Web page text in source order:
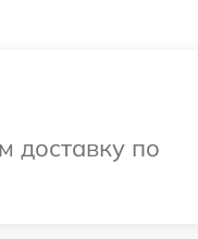
доставку по